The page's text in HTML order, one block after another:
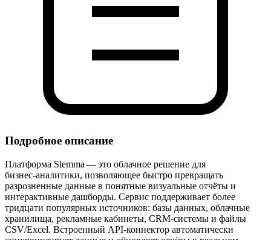
Подробное описание
Платформа Slemma — это облачное решение для
бизнес‑аналитики, позволяющее быстро превращать
разрозненные данные в понятные визуальные отчёты и
интерактивные дашборды. Сервис поддерживает более
тридцати популярных источников: базы данных, облачные
хранилища, рекламные кабинеты, CRM‑системы и файлы
CSV/Excel. Встроенный API‑коннектор автоматически